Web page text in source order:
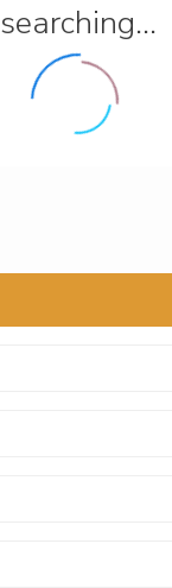
searching...